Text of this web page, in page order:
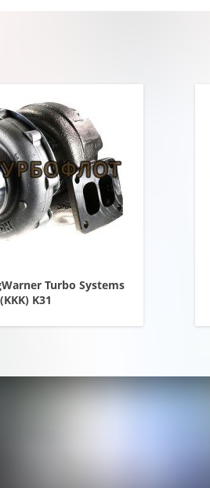
Turbo Systems
(KKK) K31